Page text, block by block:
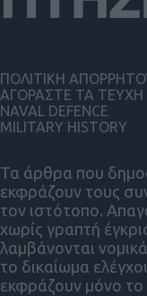
Τα άρθρα που
εκφράζουν τους
τον ιστότοπο.
χωρίς γραπτή
λαμβάνονται
το δικαίωμα
εκφράζουν μόνο
ΠΟΛΙΤΙΚΗ
ΑΓΟΡΑΣΤΕ ΤΑ
NAVAL DEFENCE
MILITARY HISTORY